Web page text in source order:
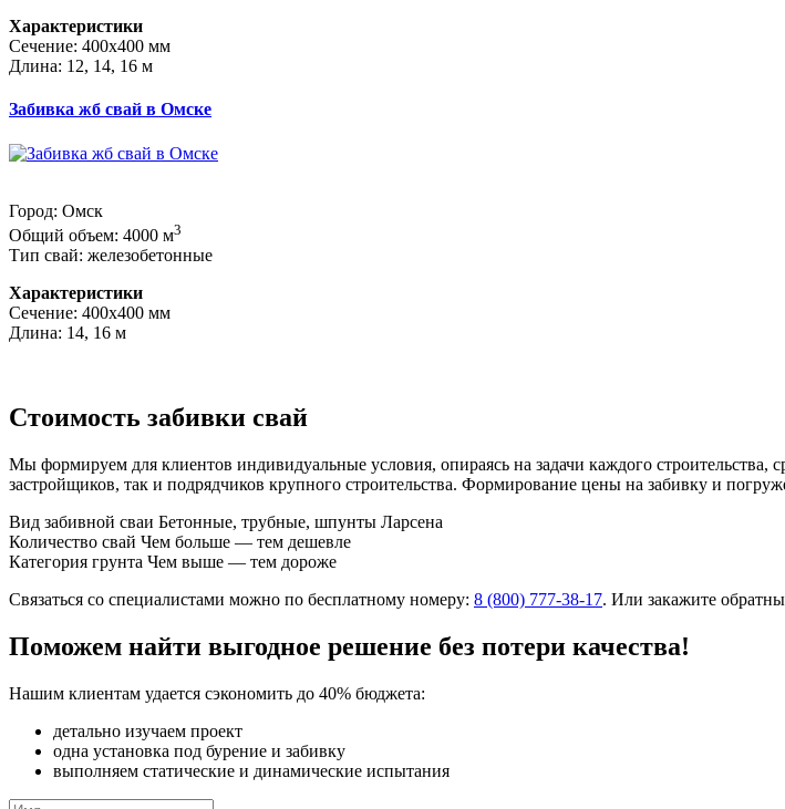
Характеристики
Сечение: 400х400 мм
Длина: 12, 14, 16 м
Забивка жб свай в Омске
Город: Омск
Общий объем: 4000 м3
Тип свай: железобетонные
Характеристики
Сечение: 400х400 мм
Длина: 14, 16 м
Стоимость забивки свай
Мы формируем для клиентов индивидуальные условия, опираясь на задачи каждого
застройщиков, так и подрядчиков крупного строительства. Формирование цены на забивку и
Вид забивной сваи Бетонные, трубные, шпунты Ларсена
Количество свай Чем больше — тем дешевле
Категория грунта Чем выше — тем дороже
Связаться со специалистами можно по бесплатному номеру: 8 (800) 777-38-17. Или закажите
Поможем найти выгодное решение без потери качества!
Нашим клиентам удается сэкономить до 40% бюджета:
детально изучаем проект
одна установка под бурение и забивку
выполняем статические и динамические испытания